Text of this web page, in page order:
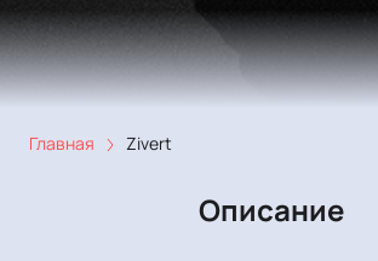
Главная Zivert
Описание